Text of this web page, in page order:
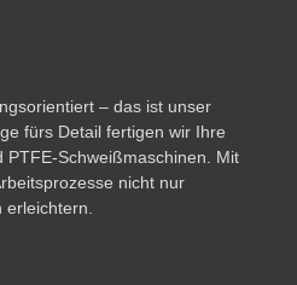
– das ist unser
fürs Detail fertigen wir Ihre
PTFE-Schweißmaschinen. Mit
nicht nur